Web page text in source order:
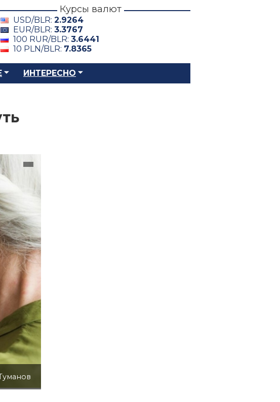
Курсы валют
USD/BLR: 2.9264
EUR/BLR: 3.3767
100 RUR/BLR: 3.6441
10 PLN/BLR: 7.8365
ИНТЕРЕСНО